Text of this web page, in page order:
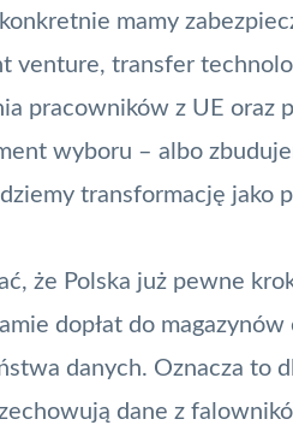
mamy
venture, transfer
pracowników z UE oraz
wyboru – albo
transformację jako
że Polska już pewne
dopłat do
danych. Oznacza to
dane z